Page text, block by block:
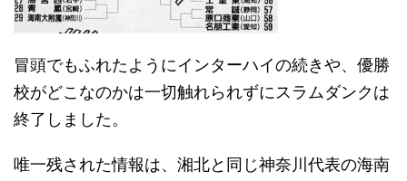
冒頭でもふれたようにインターハイの続きや、優勝
校がどこなのかは一切触れられずにスラムダンクは
終了しました。
唯一残された情報は、湘北と同じ神奈川代表の海南